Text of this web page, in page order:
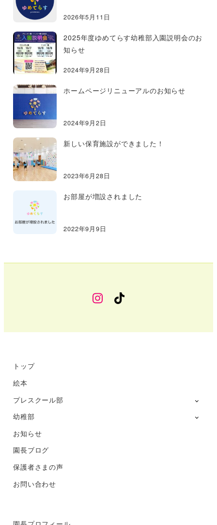
2026年5月11日
2025年度ゆめてらす幼稚部入園説明会のお
知らせ
2024年9月28日
ホームページリニューアルのお知らせ
2024年9月2日
新しい保育施設ができました！
2023年6月28日
お部屋が増設されました
2022年9月9日
幼
Instagram
TikTok
トップ
絵本
プレスクール部
幼稚部
お知らせ
園長ブログ
保護者さまの声
お問い合わせ